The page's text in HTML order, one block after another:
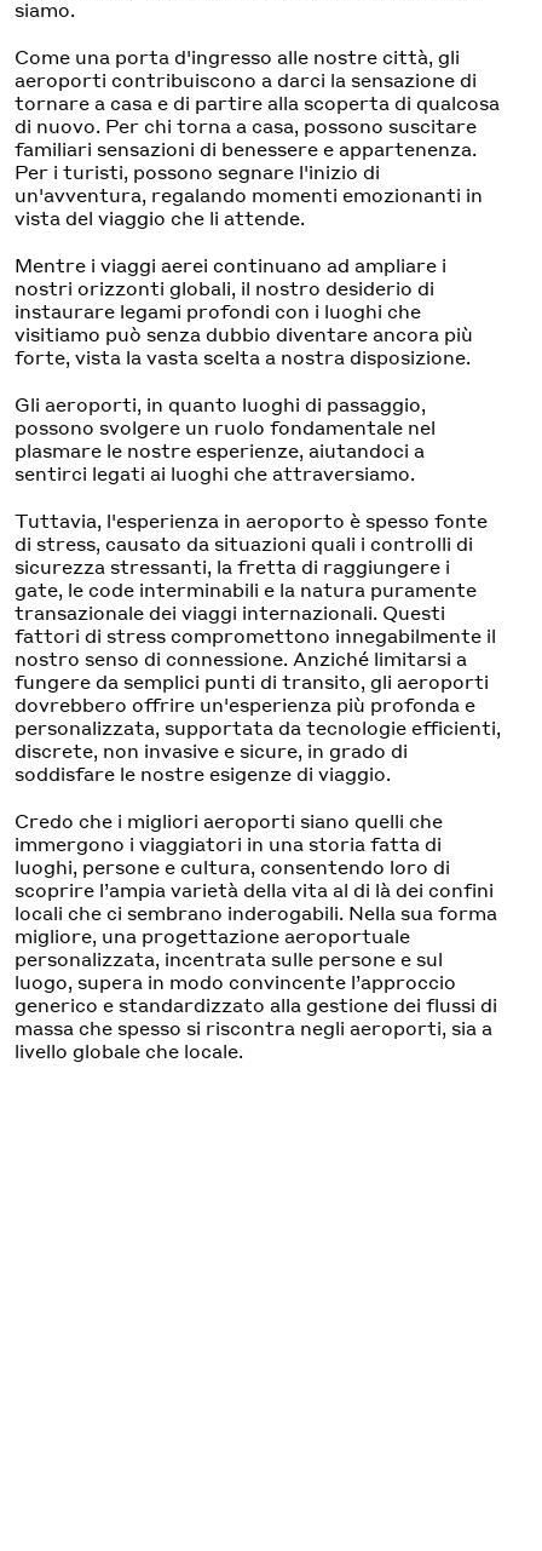
siamo.
Come una porta d'ingresso alle nostre città, gli
aeroporti contribuiscono a darci la sensazione di
tornare a casa e di partire alla scoperta di qualcosa
di nuovo. Per chi torna a casa, possono suscitare
familiari sensazioni di benessere e appartenenza.
Per i turisti, possono segnare l'inizio di
un'avventura, regalando momenti emozionanti in
vista del viaggio che li attende.
Mentre i viaggi aerei continuano ad ampliare i
nostri orizzonti globali, il nostro desiderio di
instaurare legami profondi con i luoghi che
visitiamo può senza dubbio diventare ancora più
forte, vista la vasta scelta a nostra disposizione.
Gli aeroporti, in quanto luoghi di passaggio,
possono svolgere un ruolo fondamentale nel
plasmare le nostre esperienze, aiutandoci a
sentirci legati ai luoghi che attraversiamo.
Tuttavia, l'esperienza in aeroporto è spesso fonte
di stress, causato da situazioni quali i controlli di
sicurezza stressanti, la fretta di raggiungere i
gate, le code interminabili e la natura puramente
transazionale dei viaggi internazionali. Questi
fattori di stress compromettono innegabilmente il
nostro senso di connessione. Anziché limitarsi a
fungere da semplici punti di transito, gli aeroporti
dovrebbero offrire un'esperienza più profonda e
personalizzata, supportata da tecnologie efficienti,
discrete, non invasive e sicure, in grado di
soddisfare le nostre esigenze di viaggio.
Credo che i migliori aeroporti siano quelli che
immergono i viaggiatori in una storia fatta di
luoghi, persone e cultura, consentendo loro di
scoprire l’ampia varietà della vita al di là dei confini
locali che ci sembrano inderogabili. Nella sua forma
migliore, una progettazione aeroportuale
personalizzata, incentrata sulle persone e sul
luogo, supera in modo convincente l’approccio
generico e standardizzato alla gestione dei flussi di
massa che spesso si riscontra negli aeroporti, sia a
livello globale che locale.